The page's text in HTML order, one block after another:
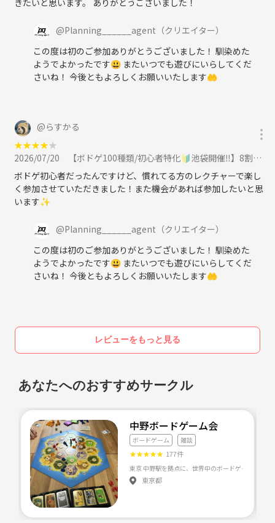
たことがある事が増えていくので昨日ワクワクしたことに
と考えております。
何事も新しいことは楽しいですが2回目以降からマンネリ
それは良いことも悪いことも人は慣れてしまうからだと考
えてます。
私の小学生時代は100円あったら1日駄菓子屋でお菓子を
買って幸福度100%で過ごせたのに大人になったら100円
あっても1日を幸福度100%で過ごせなくなってしまいま
一つの正解としては「サンタさんからプレゼントをもらっ
のプレゼントで遊ぶことができず、それまでが授業中も待
ち遠しい時間」→これも一つの私にとっての過去に体験し
ご飯なんて今はいらない、眠りたいなんて思わない！！僕
は今サンタさんからもらったポケモンがやりたいんだ！！
←この状態の感情は最高ですよ。笑
今でも眠りもご飯も今はいらないからこれをやりたい！っ
て思うことがあります。笑
ュラーイベントなども
■Planning agentが大切にしていること・・・
それは「仲間はずれにしない文化」
を継承していき参加者の皆様にとって
初めて参加するサークル活動は
不安や緊張を抱きながら勇気を出して
参加いただく状況がほとんどです！
8割〜9割の方々は1人で参加いただいてますが
もし1人参加で初めてサークルに参加して既に輪が出来上がっていて
これはよくあるケースですし
全員を私1人でフォローすることはできません。。
自分の居場所として参加いただきたいのが代表からのお願いです。
そうやって最初に参加した人が慣れていって友達や顔見知りが出てきた
でいたら声をかけて一緒の輪に入れてあげてください。
特別なことはしなくても良いんです！
皆様のちょっとした輪に入れてあげる思いやり１つでそのような文化を
作る初動になります！
代表も受付さえ終わればなるべく巡回して見回るのでフォローしたり
時には一緒に遊んだりして
配慮ができるリーダーシップを発揮します！
もし不安な方は受付の時に私に不安です！と声をかけていただくか
@Planning______agent （クリエイター）
この度は初のご参加ありがとうございました！ 馴染めた
ようでよかったです😃 またいつでも遊びにいらしてくだ
さいね！ 今後ともよろしくお願いいたします🤲
@らすかる
★★★★★
2026/07/20
【ボドゲ100種類/初心者特化🔰池袋開催‼️】8割以上は一人参加！20代〜30代向けのボードゲーム会に参加
ボドゲ初心者だったんですけど、慣れてる方のレクチャーで楽し
く参加させていただきました！また機会があれば参加したいと思
います✨
@Planning______agent （クリエイター）
この度は初のご参加ありがとうございました！ 馴染めた
ようでよかったです😃 またいつでも遊びにいらしてくだ
さいね！ 今後ともよろしくお願いいたします🤲
レビューをもっと見る
あなたへのおすすめサークル
中野ボードゲーム会
ボードゲーム 雑談
★★★★★ 177件
東京都